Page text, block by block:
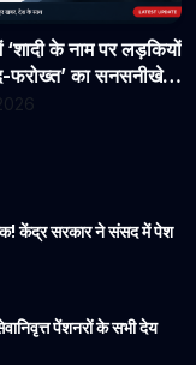
‘शादी के नाम पर लड़कियों
फरोख्त’ का सनसनीखेज
केंद्र सरकार ने संसद में पेश
पेंशनरों के सभी देय